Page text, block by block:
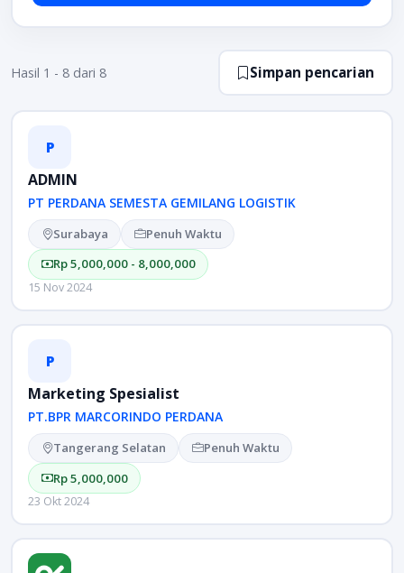
Hasil 1 - 8 dari 8 Simpan pencarian
P
ADMIN
PT PERDANA SEMESTA GEMILANG LOGISTIK
Surabaya
Penuh Waktu
Rp 5,000,000 - 8,000,000
15 Nov 2024
P
Marketing Spesialist
PT.BPR MARCORINDO PERDANA
Tangerang Selatan
Penuh Waktu
Rp 5,000,000
23 Okt 2024